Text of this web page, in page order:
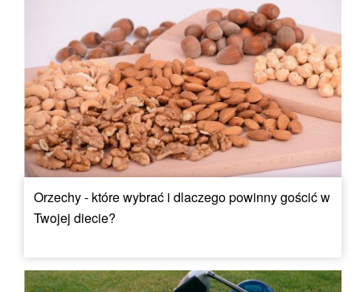
Orzechy - które wybrać i dlaczego powinny gościć w
Twojej diecie?